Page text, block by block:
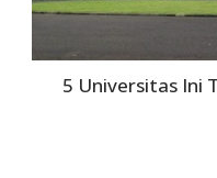
5 Universitas Ini